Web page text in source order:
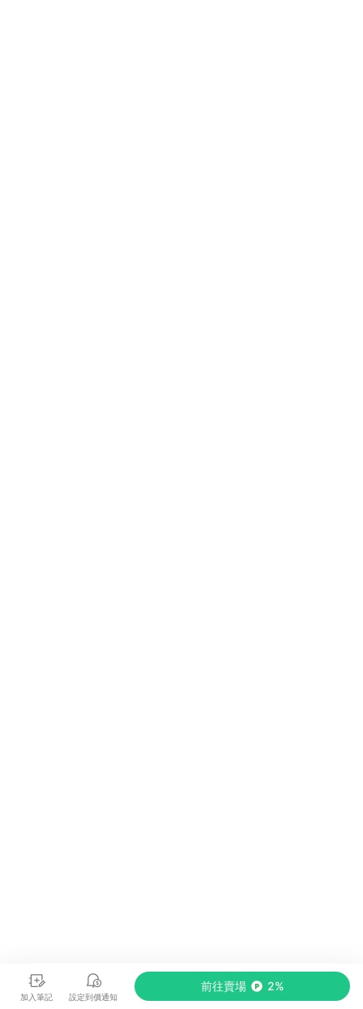
加入筆記 設定到價通知
前往賣場 2%